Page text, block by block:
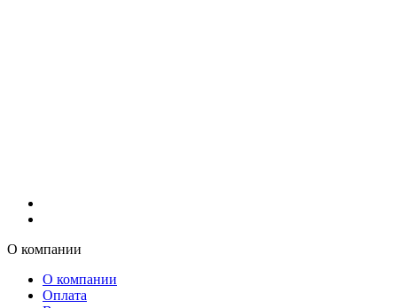
О компании
О компании
Оплата